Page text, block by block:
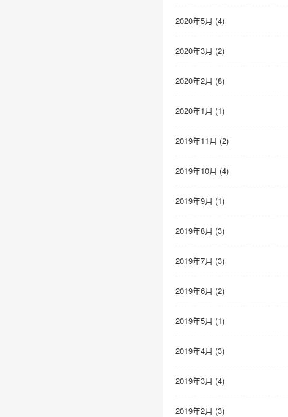
2020年5月 (4)
2020年3月 (2)
2020年2月 (8)
2020年1月 (1)
2019年11月 (2)
2019年10月 (4)
2019年9月 (1)
2019年8月 (3)
2019年7月 (3)
2019年6月 (2)
2019年5月 (1)
2019年4月 (3)
2019年3月 (4)
2019年2月 (3)